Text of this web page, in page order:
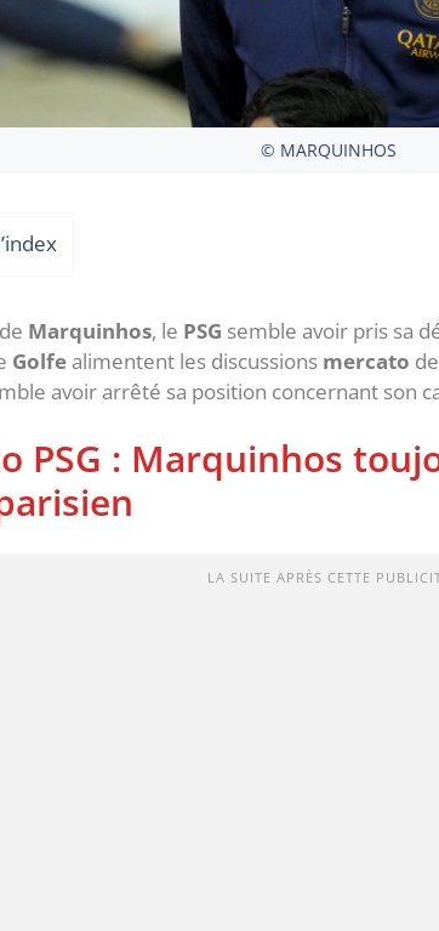
© MARQUINHOS
Marquinhos, le PSG semble avoir pris sa
Golfealimentent les discussions mercato
avoir arrêté sa position concernant son
PSG : Marquinhos
LA SUITE APRÈS CETTE